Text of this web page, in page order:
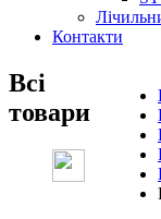
Контакти
Всі
товари